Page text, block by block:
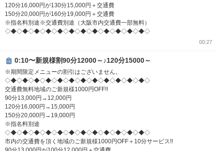
120分16,000円が130分15,000円＋交通費
150分20,000円が160分19,000円＋交通費
※指名料別途※交通費別途（大阪市内交通費一部無料）
◇◆◇◆◇◆◇◆◇◆◇◆◇◆◇◆◇◆◇◆◇◆◇◆◇
00:27
0:10〜新規様割90分12000～♪120分15000～
※期間限定メニューの割引はございません。
◇◆◇◆◇◆◇◆◇◆◇◆◇◆◇◆◇◆◇◆◇◆◇◆◇
交通費無料地域のご新規様1000円OFF!!
90分13,000円→12,000円
120分16,000円→15,000円
150分20,000円→19,000円
※指名料別途
◇◆◇◆◇◆◇◆◇◆◇◆◇◆◇◆◇◆◇◆◇◆◇◆◇
市内の交通費を頂く地域のご新規様1000円OFF＋10分サービス!!